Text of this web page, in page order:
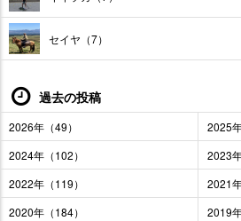
セイヤ（7）
過去の投稿
2026年（49）
2025
2024年（102）
2023
2022年（119）
2021
2020年（184）
2019